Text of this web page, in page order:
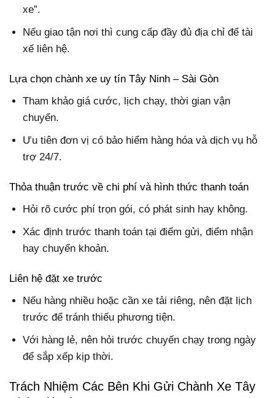
xe”.
Nếu giao tận nơi thì cung cấp đầy đủ địa chỉ để tài
xế liên hệ.
Lựa chọn chành xe uy tín Tây Ninh – Sài Gòn
Tham khảo giá cước, lịch chạy, thời gian vận
chuyển.
Ưu tiên đơn vị có bảo hiểm hàng hóa và dịch vụ hỗ
trợ 24/7.
Thỏa thuận trước về chi phí và hình thức thanh toán
Hỏi rõ cước phí trọn gói, có phát sinh hay không.
Xác định trước thanh toán tại điểm gửi, điểm nhận
hay chuyển khoản.
Liên hệ đặt xe trước
Nếu hàng nhiều hoặc cần xe tải riêng, nên đặt lịch
trước để tránh thiếu phương tiện.
Với hàng lẻ, nên hỏi trước chuyến chạy trong ngày
để sắp xếp kịp thời.
Trách Nhiệm Các Bên Khi Gửi Chành Xe Tây